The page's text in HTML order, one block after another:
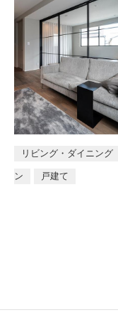
リビング・ダイニング
ン 戸建て